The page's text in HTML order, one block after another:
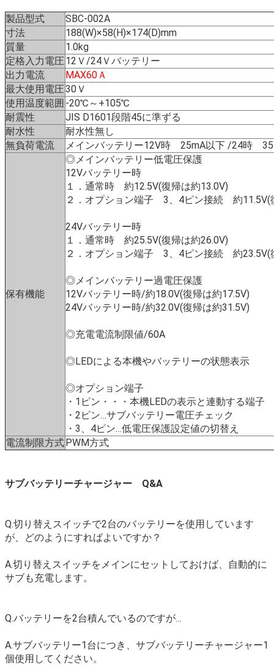
製品型式
SBC-002A
寸法
188(W)×58(H)×174(D)mm
質量
1.0kg
定格入力電圧12Ｖ/24Ｖバッテリー
出力電流
MAX60Ａ
最大使用電圧30Ｖ
使用温度範囲 -20℃～+105℃
耐震性
JIS D1601段階45に準ずる
耐水性
耐水性無し
無負荷電流
メインバッテリー12V時 25mA以下 /24時 35
保有機能
◎メインバッテリー低電圧保護
12Vバッテリー時
１．通常時 約12.5V(復帰は約13.0V)
２．オプション端子 3、4ピン接続 約11.5V(
24Vバッテリー時
１．通常時 約25.5V(復帰は約26.0V)
２．オプション端子 3、4ピン接続 約23.5V(
◎メインバッテリー過電圧保護
12Vバッテリー時/約18.0V(復帰は約17.5V)
24Vバッテリー時/約32.0V(復帰は約31.5V)
◎充電電流制限値/60A
◎LEDによる本機やバッテリーの状態表示
◎オプション端子
・1ピン・・・本機LEDの表示と連動する端子
・2ピン…サブバッテリー電圧チェック
・3、4ピン…低電圧保護設定値の切替え
電流制限方式PWM方式
サブバッテリーチャージャー Q&A
Q.切り替えスイッチで2台のバッテリーを使用しています
が、どのようにすればよいですか？
A.切り替えスイッチをメインにセットしておけば、自動的に
サブも充電します。
Q.バッテリーを2台積んでいるのですが…
A.サブバッテリー1台につき、サブバッテリーチャージャー1
個使用してください。